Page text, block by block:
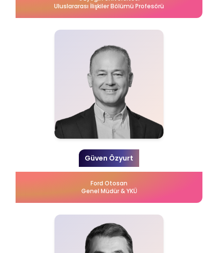
Uluslararası İlişkiler Bölümü Profesörü
Güven Özyurt
Ford Otosan
Genel Müdür & YKÜ